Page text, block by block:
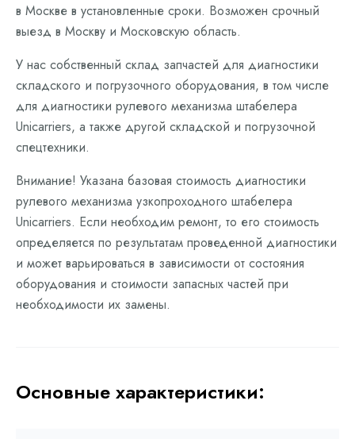
в Москве в установленные сроки. Возможен срочный
выезд в Москву и Московскую область.
У нас собственный склад запчастей для диагностики
складского и погрузочного оборудования, в том числе
для диагностики рулевого механизма штабелера
Unicarriers, а также другой складской и погрузочной
спецтехники.
Внимание! Указана базовая стоимость диагностики
рулевого механизма узкопроходного штабелера
Unicarriers. Если необходим ремонт, то его стоимость
определяется по результатам проведенной диагностики
и может варьироваться в зависимости от состояния
оборудования и стоимости запасных частей при
необходимости их замены.
Основные характеристики: